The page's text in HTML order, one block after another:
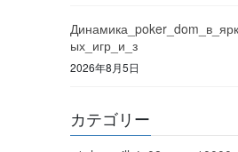
ых_игр_и_з
2026年8月5日
カテゴリー